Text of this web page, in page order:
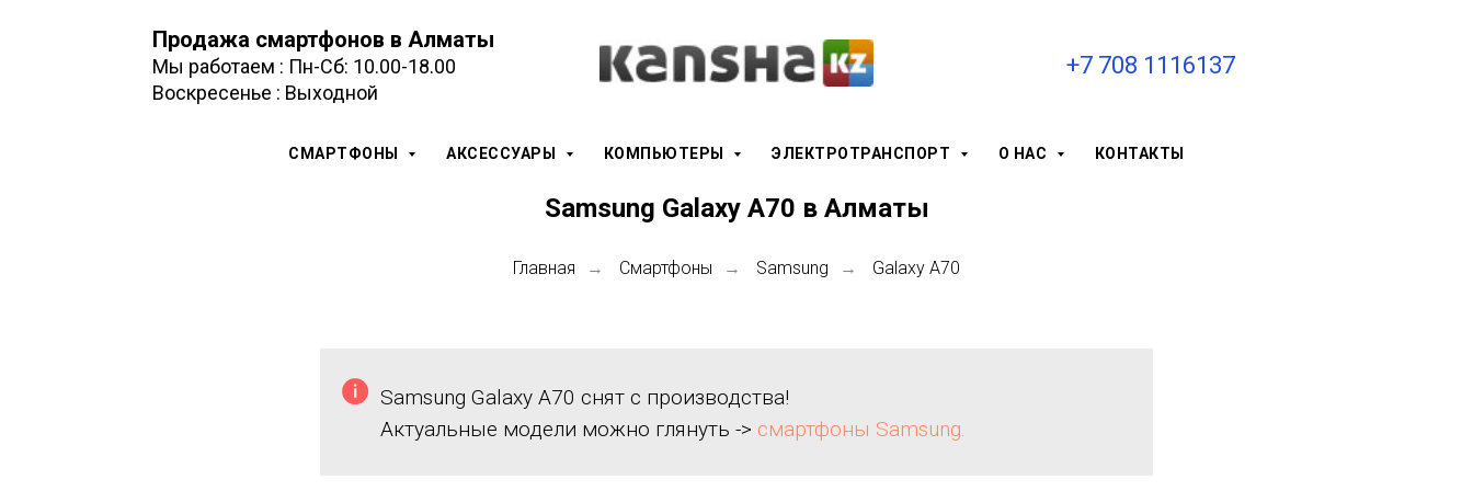
Продажа смартфонов в Алматы
Мы работаем : Пн-Сб: 10.00-18.00
Воскресенье : Выходной
+7 708 1116137
СМАРТФОНЫ АКСЕССУАРЫ КОМПЬЮТЕРЫ ЭЛЕКТРОТРАНСПОРТ О НАС КОНТАКТЫ
Samsung Galaxy A70 в Алматы
Главная → Смартфоны → Samsung → Galaxy A70
Samsung Galaxy A70 снят с производства!
Актуальные модели можно глянуть -> смартфоны Samsung.